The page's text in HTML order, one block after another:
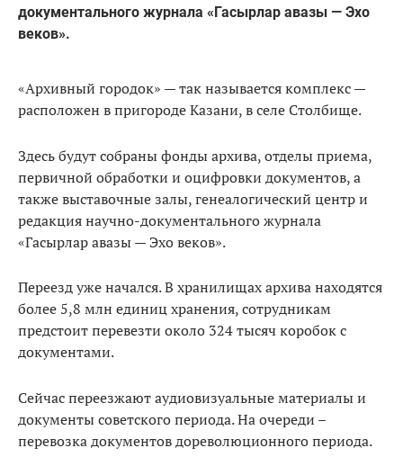
документального журнала «Гасырлар авазы — Эхо
веков».
«Архивный городок» — так называется комплекс —
расположен в пригороде Казани, в селе Столбище.
Здесь будут собраны фонды архива, отделы приема,
первичной обработки и оцифровки документов, а
такжевыставочные залы, генеалогический центр и
редакция научно-документального журнала
«Гасырлар авазы — Эхо веков».
Переезд уже начался. В хранилищах архива находятся
более 5,8 млн единиц хранения, сотрудникам
предстоит перевезти около 324 тысяч коробок с
документами.
Сейчас переезжают аудиовизуальные материалы и
документы советского периода. На очереди –
перевозка документов дореволюционного периода.